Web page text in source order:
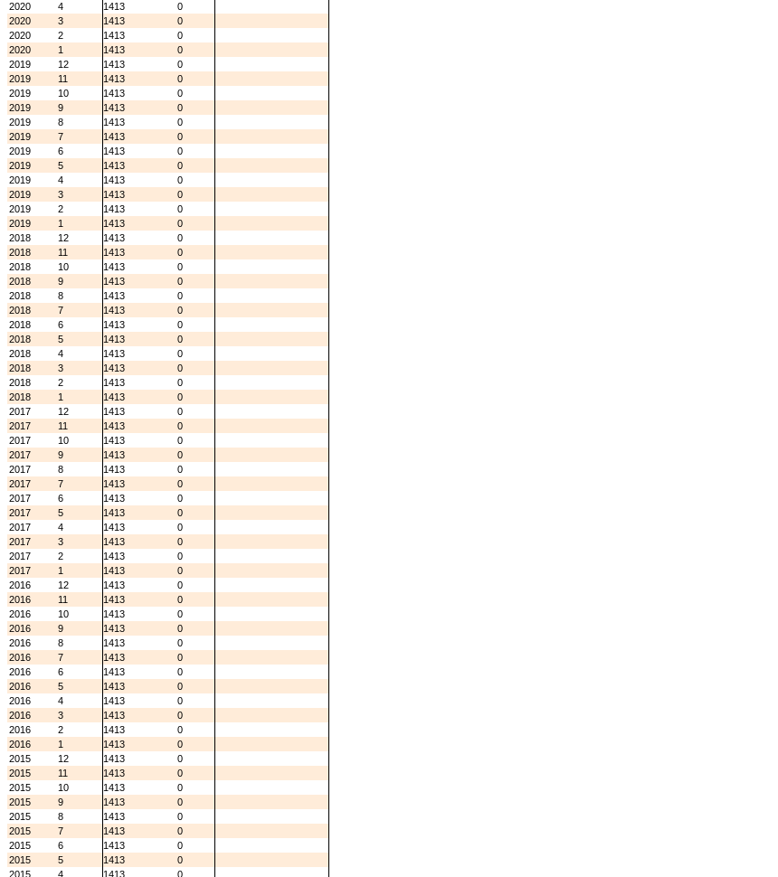
2020
4 1413
0
2020
3 1413
0
2020
2 1413
0
2020
1 1413
0
2019
12 1413
0
2019
11 1413
0
2019
10 1413
0
2019
9 1413
0
2019
8 1413
0
2019
7 1413
0
2019
6 1413
0
2019
5 1413
0
2019
4 1413
0
2019
3 1413
0
2019
2 1413
0
2019
1 1413
0
2018
12 1413
0
2018
11 1413
0
2018
10 1413
0
2018
9 1413
0
2018
8 1413
0
2018
7 1413
0
2018
6 1413
0
2018
5 1413
0
2018
4 1413
0
2018
3 1413
0
2018
2 1413
0
2018
1 1413
0
2017
12 1413
0
2017
11 1413
0
2017
10 1413
0
2017
9 1413
0
2017
8 1413
0
2017
7 1413
0
2017
6 1413
0
2017
5 1413
0
2017
4 1413
0
2017
3 1413
0
2017
2 1413
0
2017
1 1413
0
2016
12 1413
0
2016
11 1413
0
2016
10 1413
0
2016
9 1413
0
2016
8 1413
0
2016
7 1413
0
2016
6 1413
0
2016
5 1413
0
2016
4 1413
0
2016
3 1413
0
2016
2 1413
0
2016
1 1413
0
2015
12 1413
0
2015
11 1413
0
2015
10 1413
0
2015
9 1413
0
2015
8 1413
0
2015
7 1413
0
2015
6 1413
0
2015
5 1413
0
2015
4 1413
0